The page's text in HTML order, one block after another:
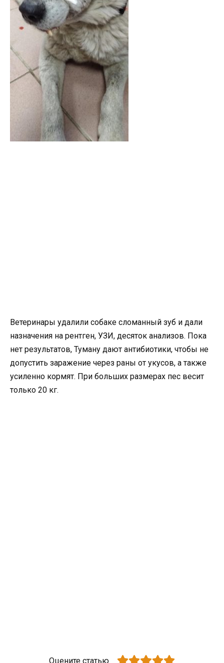
Ветеринары удалили собаке сломанный зуб и дали
назначения на рентген, УЗИ, десяток анализов. Пока
нет результатов, Туману дают антибиотики, чтобы не
допустить заражение через раны от укусов, а также
усиленно кормят. При больших размерах пес весит
только 20 кг.
Оцените статью